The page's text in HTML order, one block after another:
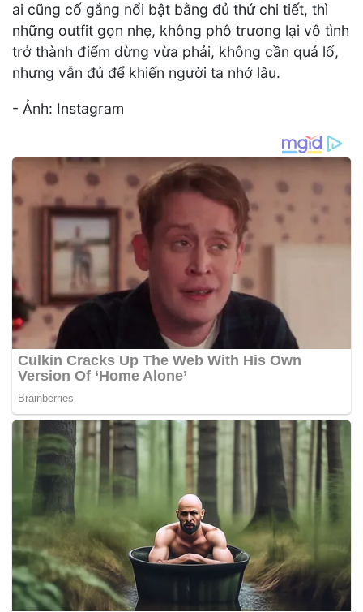
ai cũng cố gắng nổi bật bằng đủ thứ chi tiết, thì
những outfit gọn nhẹ, không phô trương lại vô tình
trở thành điểm dừng vừa phải, không cần quá lố,
nhưng vẫn đủ để khiến người ta nhớ lâu.
- Ảnh: Instagram